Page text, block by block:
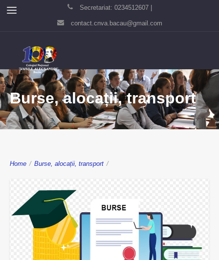
Secretariat: 0234512607 |
contact.cnva.bacau@gmail.com
Burse, alocații, transport
Home / Burse, alocații, transport /